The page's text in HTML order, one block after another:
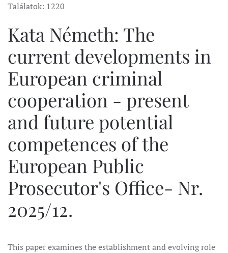
Találatok: 1220
Kata Németh: The
current developments in
European criminal
cooperation - present
and future potential
competences of the
European Public
Prosecutor's Office- Nr.
2025/12.
This paper examines the establishment and evolving role